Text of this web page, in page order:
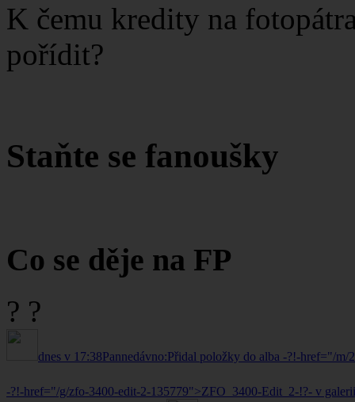
K čemu kredity na
pořídit?
Staňte se fanoušky
Co se děje na FP
? ?
dnes v 17:38Pannedávno:Přidal položky do alba -?!-href="/m/
-?!-href="/g/zfo-3400-edit-2-135779">ZFO_3400-Edit_2-!?- v galerii